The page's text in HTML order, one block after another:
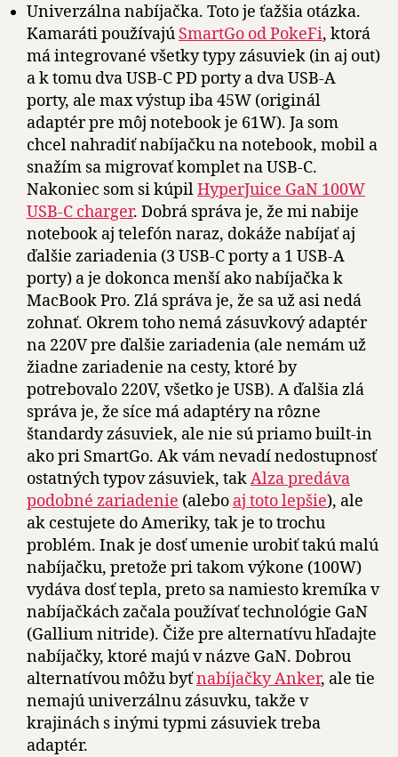
Univerzálna nabíjačka. Toto je ťažšia otázka.
Kamaráti používajú SmartGo od PokeFi, ktorá
má integrované všetky typy zásuviek (in aj out)
a k tomu dva USB-C PD porty a dva USB-A
porty, ale max výstup iba 45W (originál
adaptér pre môj notebook je 61W). Ja som
chcel nahradiť nabíjačku na notebook, mobil a
snažím sa migrovať komplet na USB-C.
Nakoniec som si kúpilHyperJuice GaN 100W
USB-C charger. Dobrá správa je, že mi nabije
notebook aj telefón naraz, dokáže nabíjať aj
ďalšie zariadenia (3 USB-C porty a 1 USB-A
porty) a je dokonca menší ako nabíjačka k
MacBook Pro. Zlá správa je, že sa už asi nedá
zohnať. Okrem toho nemá zásuvkový adaptér
na 220V pre ďalšie zariadenia (ale nemám už
žiadne zariadenie na cesty, ktoré by
potrebovalo 220V, všetko je USB). A ďalšia zlá
správa je, že síce má adaptéry na rôzne
štandardy zásuviek, ale nie sú priamo built-in
ako pri SmartGo. Ak vám nevadí nedostupnosť
ostatných typov zásuviek, takAlza predáva
podobné zariadenie (alebo aj toto lepšie), ale
ak cestujete do Ameriky, tak je to trochu
problém. Inak je dosť umenie urobiť takú malú
nabíjačku, pretože pri takom výkone (100W)
vydáva dosť tepla, preto sa namiesto kremíka v
nabíjačkách začala používať technológie GaN
(Gallium nitride). Čiže pre alternatívu hľadajte
nabíjačky, ktoré majú v názve GaN. Dobrou
alternatívou môžu byťnabíjačky Anker, ale tie
nemajú univerzálnu zásuvku, takže v
krajinách s inými typmi zásuviek treba
adaptér.